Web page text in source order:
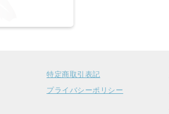
特定商取引表記
プライバシーポリシー